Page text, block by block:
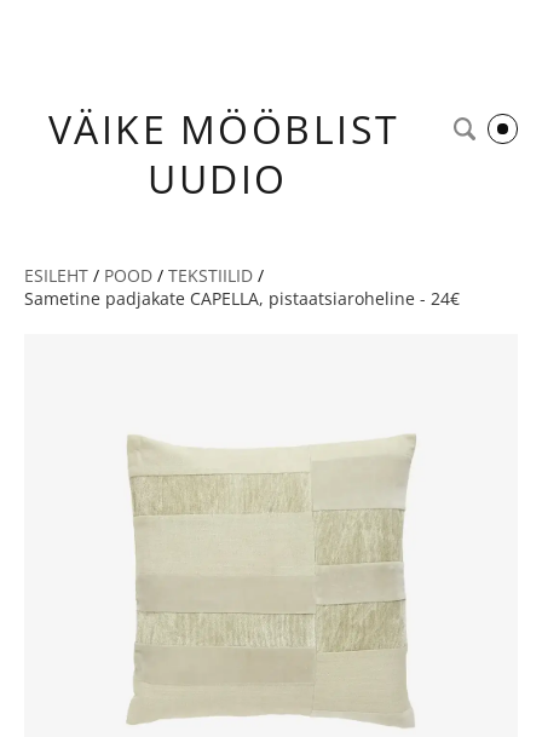
VÄIKE MÖÖBLIST
UUDIO
ESILEHT / POOD / TEKSTIILID /
Sametine padjakate CAPELLA, pistaatsiaroheline - 24€